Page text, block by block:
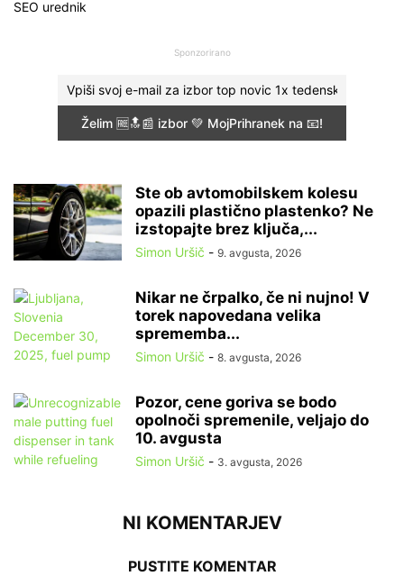
SEO urednik
Sponzorirano
Ste ob avtomobilskem kolesu
opazili plastično plastenko? Ne
izstopajte brez ključa,...
Simon Uršič - 9. avgusta, 2026
Nikar ne črpalko, če ni nujno! V
torek napovedana velika
sprememba...
Simon Uršič - 8. avgusta, 2026
Pozor, cene goriva se bodo
opolnoči spremenile, veljajo do
10. avgusta
Simon Uršič - 3. avgusta, 2026
NI KOMENTARJEV
PUSTITE KOMENTAR